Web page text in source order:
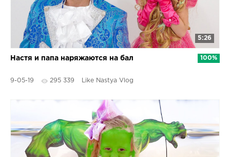
5:26
Настя и папа наряжаются на бал
9-05-19 295 339 Like Nastya Vlog
100%